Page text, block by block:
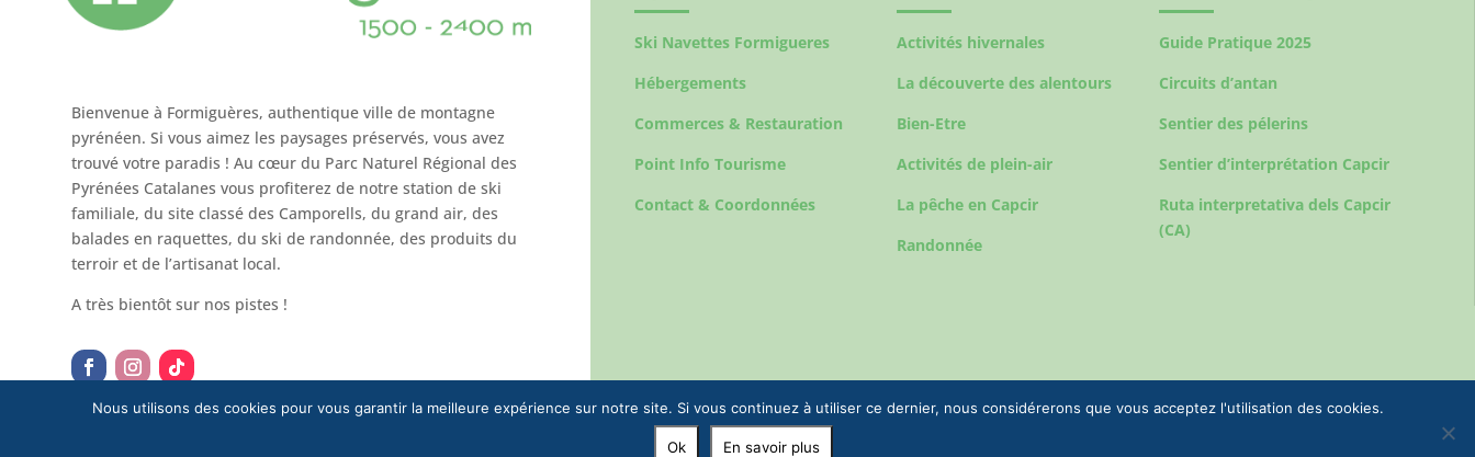
Bienvenue à Formiguères, authentique ville de montagne
pyrénéen. Si vous aimez les paysages préservés, vous avez
trouvé votre paradis ! Au cœur du Parc Naturel Régional des
Pyrénées Catalanes vous profiterez de notre station de ski
familiale, du site classé des Camporells, du grand air, des
balades en raquettes, du ski de randonnée, des produits du
terroir et de l’artisanat local.
A très bientôt sur nos pistes !
Ski Navettes Formigueres
Hébergements
Commerces & Restauration
Point Info Tourisme
Contact & Coordonnées
Activités hivernales
La découverte des alentours
Bien-Etre
Activités de plein-air
La pêche en Capcir
Randonnée
Guide Pratique 2025
Circuits d’antan
Sentier des pélerins
Sentier d’interprétation Capcir
Ruta interpretativa dels Capcir
(CA)
Nous utilisons des cookies pour vous garantir la meilleure expérience sur notre site. Si vous continuez à utiliser ce dernier, nous considérerons que vous acceptez l'utilisation des cookies.
Ok En savoir plus